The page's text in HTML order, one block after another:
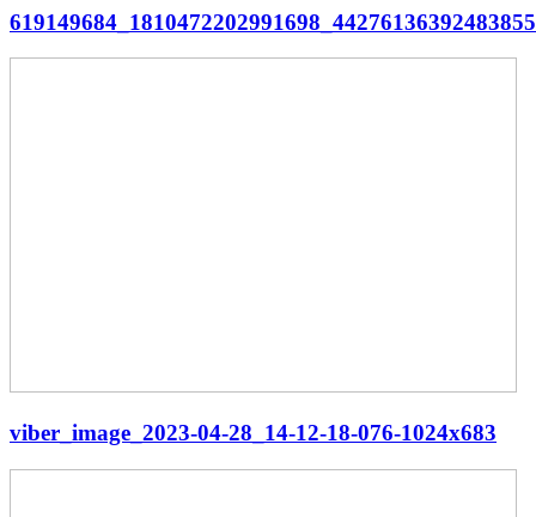
viber_image_2023-04-28_14-12-18-076-1024x683